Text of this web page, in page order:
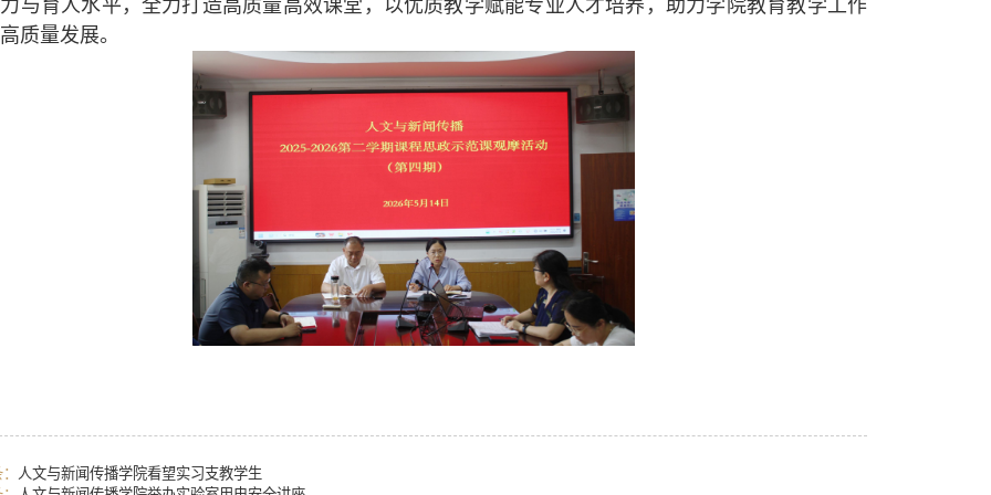
与育人水平，全力打造高质量高效课堂，以优质教学赋能专业人才培养，助力学院教育教学工作
质量发展。
人文与新闻传播学院看望实习支教学生